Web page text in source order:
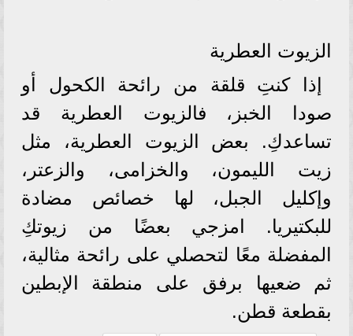
الزيوت العطرية
إذا كنتِ قلقة من رائحة الكحول أو
صودا الخبز، فالزيوت العطرية قد
تساعدكِ. بعض الزيوت العطرية، مثل
زيت الليمون، والخزامى، والزعتر،
وإكليل الجبل، لها خصائص مضادة
للبكتيريا. امزجي بعضًا من زيوتكِ
المفضلة معًا لتحصلي على رائحة مثالية،
ثم ضعيها برفق على منطقة الإبطين
بقطعة قطن.